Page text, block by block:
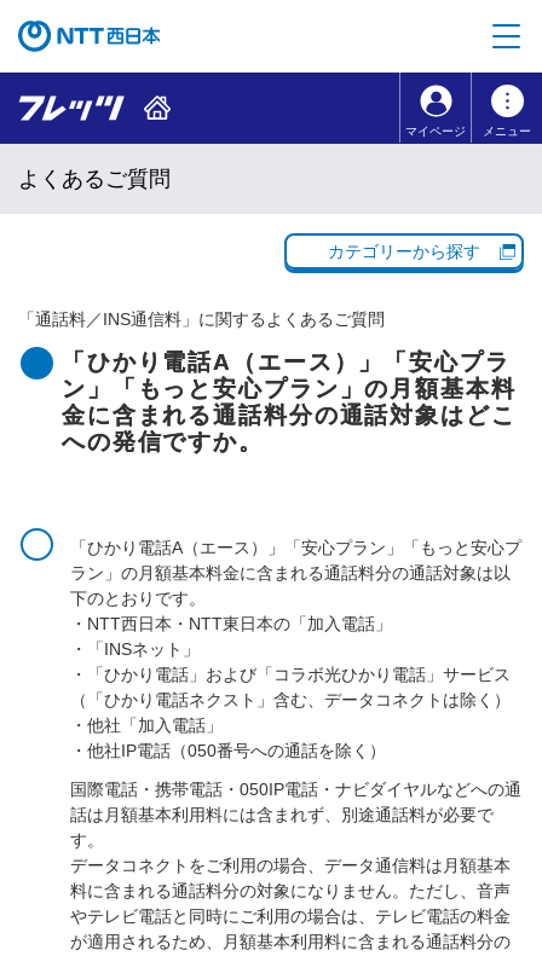
コンテンツのリンクナビゲーションへ移動
マイページ メニュー
よくあるご質問
カテゴリーから探す
「通話料／INS通信料 」に関するよくあるご質問
「ひかり電話A（エース）」「安心プラ
ン」「もっと安心プラン」の月額基本料
金に含まれる通話料分の通話対象はどこ
への発信ですか。
「ひかり電話A（エース）」「安心プラン」「もっと安心プ
ラン」の月額基本料金に含まれる通話料分の通話対象は以
下のとおりです。
・NTT西日本・NTT東日本の「加入電話」
・「INSネット」
・「ひかり電話」および「コラボ光ひかり電話」サービス
（「ひかり電話ネクスト」含む、データコネクトは除く）
・他社「加入電話」
・他社IP電話（050番号への通話を除く）
国際電話・携帯電話・050IP電話・ナビダイヤルなどへの通
話は月額基本利用料には含まれず、別途通話料が必要で
す。
データコネクトをご利用の場合、データ通信料は月額基本
料に含まれる通話料分の対象になりません。ただし、音声
やテレビ電話と同時にご利用の場合は、テレビ電話の料金
が適用されるため、月額基本利用料に含まれる通話料分の